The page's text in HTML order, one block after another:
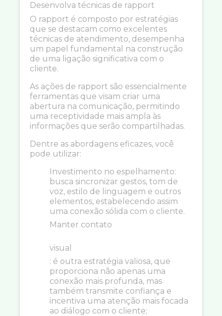
Desenvolva técnicas de rapport
O rapport é composto por estratégias
que se destacam como excelentes
técnicas de atendimento, desempenha
um papel fundamental na construção
de uma ligação significativa com o
cliente.
As ações de rapport são essencialmente
ferramentas que visam criar uma
abertura na comunicação, permitindo
uma receptividade mais ampla às
informações que serão compartilhadas.
Dentre as abordagens eficazes, você
pode utilizar:
Investimento no espelhamento:
busca sincronizar gestos, tom de
voz, estilo de linguagem e outros
elementos, estabelecendo assim
uma conexão sólida com o cliente.
Manter contato
visual
: é outra estratégia valiosa, que
proporciona não apenas uma
conexão mais profunda, mas
também transmite confiança e
incentiva uma atenção mais focada
ao diálogo com o cliente;